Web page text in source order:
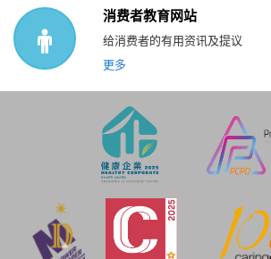
消费者教育网站
给消费者的有用资讯及提议
更多